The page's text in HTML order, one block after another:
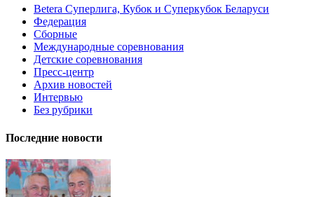
Betera Суперлига, Кубок и Суперкубок Беларуси
Федерация
Сборные
Международные соревнования
Детские соревнования
Пресс-центр
Архив новостей
Интервью
Без рубрики
Последние новости